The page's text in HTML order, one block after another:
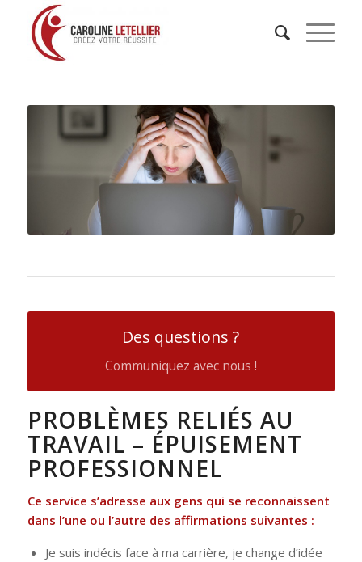
Des questions ?
Communiquez avec nous !
PROBLÈMES RELIÉS AU
TRAVAIL – ÉPUISEMENT
PROFESSIONNEL
Ce service s’adresse aux gens qui se reconnaissent
dans l’une ou l’autre des affirmations suivantes :
Je suis indécis face à ma carrière, je change d’idée